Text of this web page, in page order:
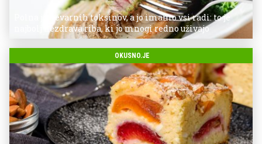
Polna je nevarnih toksinov, a jo imamo vsi radi: to je
najbolj nezdrava riba, ki jo mnogi redno uživajo
OKUSNO.JE